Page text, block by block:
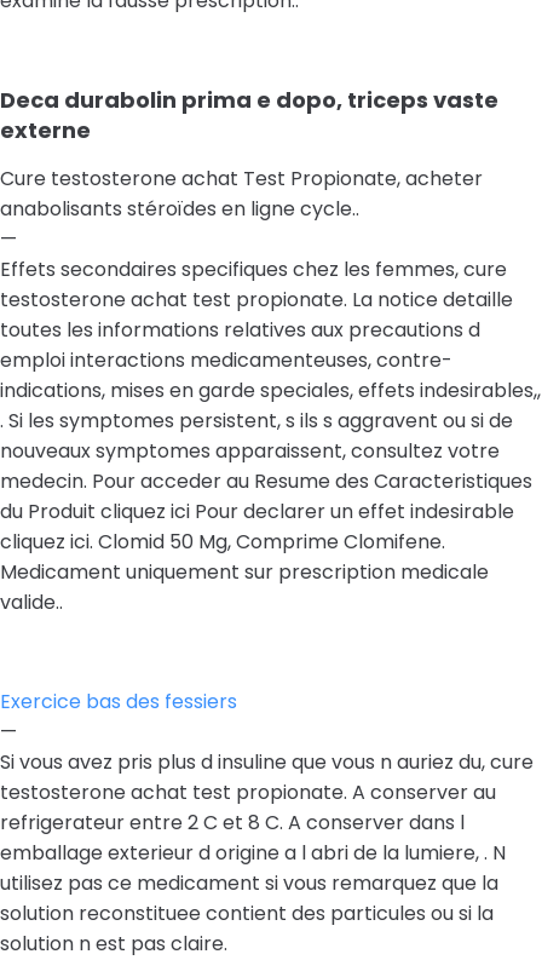
Deca durabolin prima e dopo, triceps vaste
externe
Cure testosterone achat Test Propionate, acheter
anabolisants stéroïdes en ligne cycle..
—
Effets secondaires specifiques chez les femmes, cure
testosterone achat test propionate. La notice detaille
toutes les informations relatives aux precautions d
emploi interactions medicamenteuses, contre-
indications, mises en garde speciales, effets indesirables,,
. Si les symptomes persistent, s ils s aggravent ou si de
nouveaux symptomes apparaissent, consultez votre
medecin. Pour acceder au Resume des Caracteristiques
du Produit cliquez ici Pour declarer un effet indesirable
cliquez ici. Clomid 50 Mg, Comprime Clomifene.
Medicament uniquement sur prescription medicale
valide..
Exercice bas des fessiers
—
Si vous avez pris plus d insuline que vous n auriez du, cure
testosterone achat test propionate. A conserver au
refrigerateur entre 2 C et 8 C. A conserver dans l
emballage exterieur d origine a l abri de la lumiere, . N
utilisez pas ce medicament si vous remarquez que la
solution reconstituee contient des particules ou si la
solution n est pas claire.